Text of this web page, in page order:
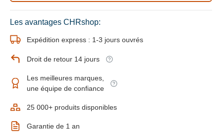
Les avantages CHRshop:
Expédition express : 1-3 jours ouvrés
Droit de retour 14 jours
Les meilleures marques,
une équipe de confiance
25 000+ produits disponibles
Garantie de 1 an